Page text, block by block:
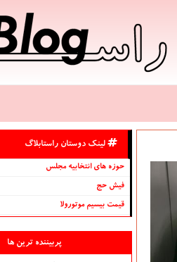
لینک دوستان راستابلاگ
حوزه های انتخابیه مجلس
فیش حج
قیمت بیسیم موتورولا
پربیننده ترین ها